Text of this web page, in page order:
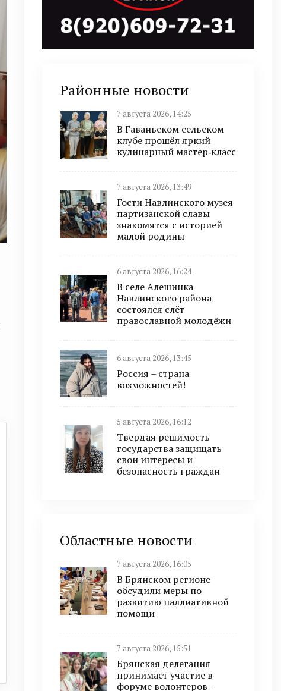
Районные новости
7 августа 2026, 14:25
В Гаваньском сельском
клубе прошёл яркий
кулинарный мастер‑класс
7 августа 2026, 13:49
Гости Навлинского музея
партизанской славы
знакомятся с историей
малой родины
6 августа 2026, 16:24
В селе Алешинка
Навлинского района
состоялся слёт
православной молодёжи
6 августа 2026, 13:45
Россия – страна
возможностей!
5 августа 2026, 16:12
Твердая решимость
государства защищать
свои интересы и
безопасность граждан
Областные новости
7 августа 2026, 16:05
В Брянском регионе
обсудили меры по
развитию паллиативной
помощи
7 августа 2026, 15:51
Брянская делегация
принимает участие в
форуме волонтеров-